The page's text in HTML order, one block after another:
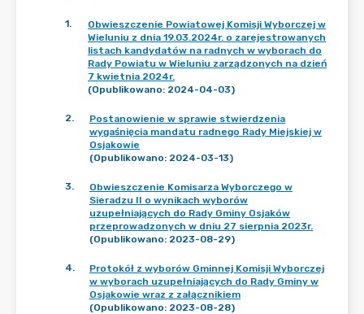
1.
Obwieszczenie Powiatowej Komisji Wyborczej w
Wieluniu z dnia 19.03.2024r. o zarejestrowanych
listach kandydatów na radnych w wyborach do
Rady Powiatu w Wieluniu zarządzonych na dzień
7 kwietnia 2024r.
(Opublikowano: 2024-04-03)
2.
Postanowienie w sprawie stwierdzenia
wygaśnięcia mandatu radnego Rady Miejskiej w
Osjakowie
(Opublikowano: 2024-03-13)
3.
Obwieszczenie Komisarza Wyborczego w
Sieradzu II o wynikach wyborów
uzupełniających do Rady Gminy Osjaków
przeprowadzonych w dniu 27 sierpnia 2023r.
(Opublikowano: 2023-08-29)
4.
Protokół z wyborów Gminnej Komisji Wyborczej
w wyborach uzupełniających do Rady Gminy w
Osjakowie wraz z załącznikiem
(Opublikowano: 2023-08-28)